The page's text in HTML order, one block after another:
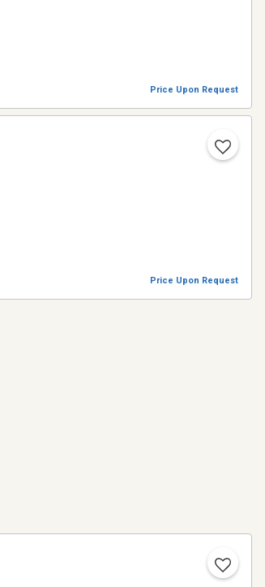
Price Upon Request
Price Upon Request